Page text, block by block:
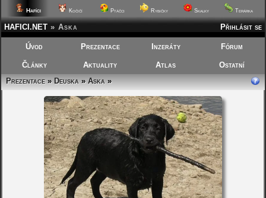
Hafíci Kočičí Ptáčci Rybičky Skalky Terárka
Přihlásit se
HAFICI.NET » Aska
Úvod Prezentace Inzeráty Fórum
Články Aktuality Atlas
Ostatní
Prezentace»Deuska»Aska»